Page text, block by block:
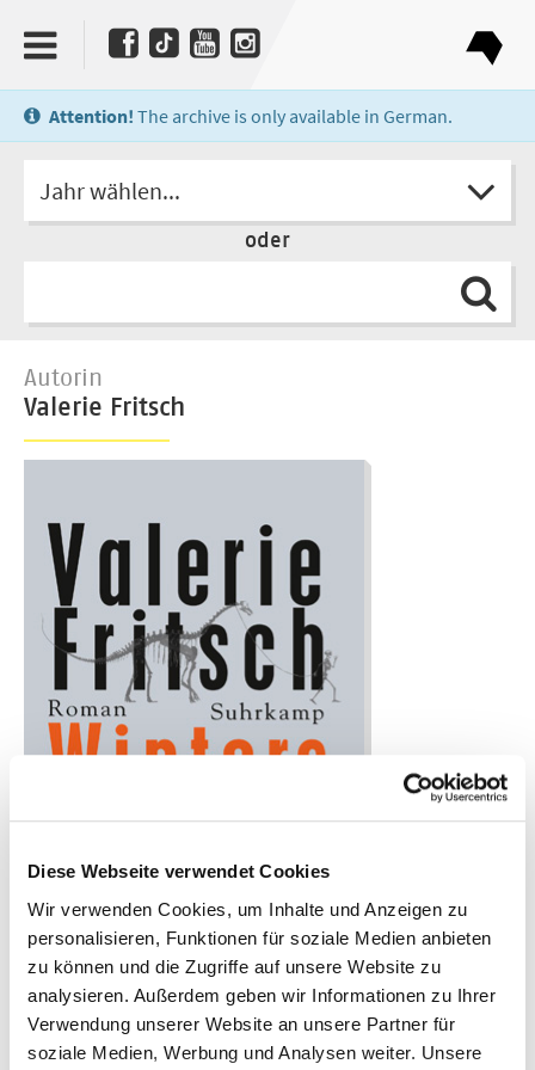
Diese Webseite verwendet Cookies
Wir verwenden Cookies, um Inhalte und Anzeigen zu
personalisieren, Funktionen für soziale Medien anbieten
zu können und die Zugriffe auf unsere Website zu
analysieren. Außerdem geben wir Informationen zu Ihrer
Verwendung unserer Website an unsere Partner für
soziale Medien, Werbung und Analysen weiter. Unsere
Attention! The archive is only available in German.
Jahr wählen...
oder
Autorin
Valerie Fritsch
Longlist 2015